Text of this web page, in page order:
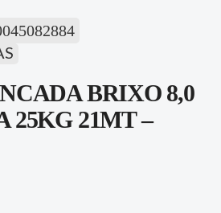
BRIXO 8,0
25KG 21MT –